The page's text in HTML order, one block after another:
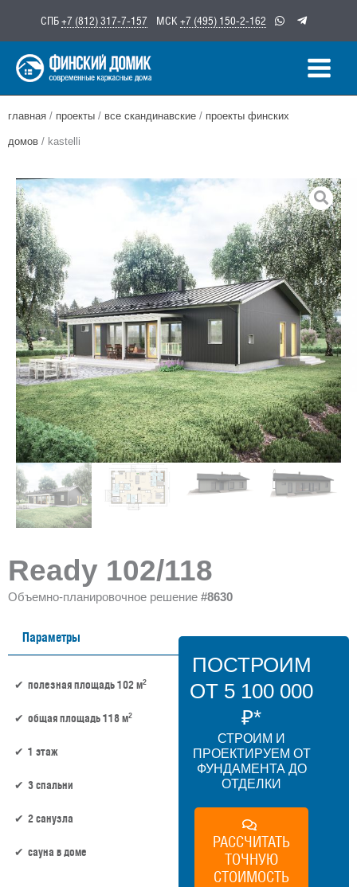
содержимому
СПБ+7 (812) 317-7-157 МСК +7 (495) 150-2-162
главная / проекты / все скандинавские / проекты финских
домов / kastelli
Ready 102/118
Объемно-планировочное решение #8630
Параметры
полезная площадь 102 м2
общая площадь 118 м2
1 этаж
3 спальни
2 санузла
сауна в доме
ПОСТРОИМ
ОТ 5 100 000
₽*
СТРОИМ И
ПРОЕКТИРУЕМ ОТ
ФУНДАМЕНТА ДО
ОТДЕЛКИ
РАССЧИТАТЬ
ТОЧНУЮ
СТОИМОСТЬ